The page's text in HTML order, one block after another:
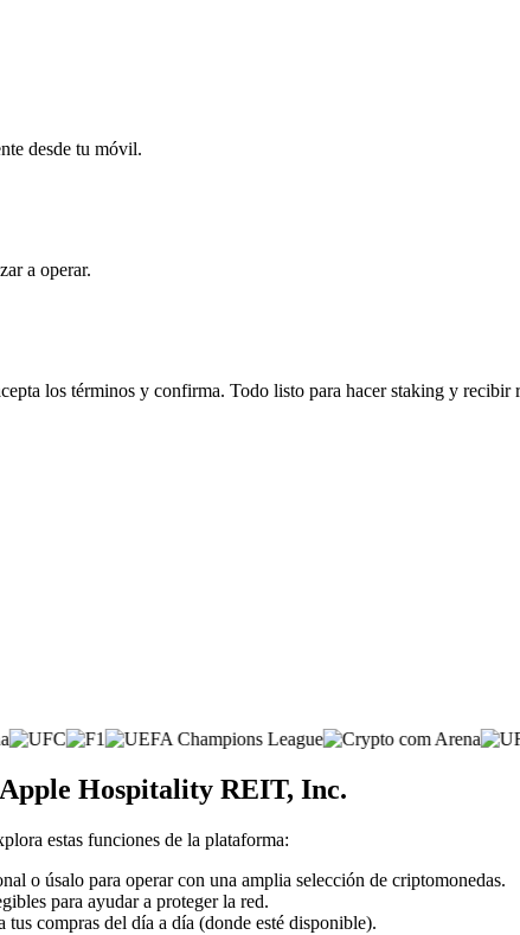
desde tu móvil.
a operar.
los términos y confirma. Todo listo para hacer staking y recibir
Hospitality REIT, Inc.
estas funciones de la plataforma:
o úsalo para operar con una amplia selección de criptomonedas.
para ayudar a proteger la red.
compras del día a día (donde esté disponible).